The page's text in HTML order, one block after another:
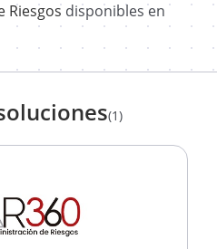
Riesgos disponibles en
(1)